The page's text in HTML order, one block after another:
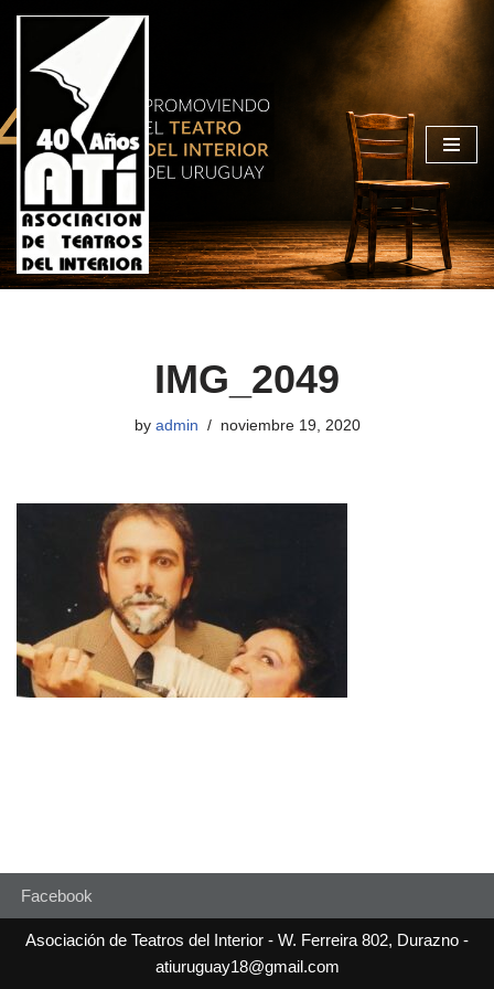
Skip
IMG_2049
by admin noviembre 19, 2020
Facebook
Asociación de Teatros del Interior - W. Ferreira 802, Durazno -
atiuruguay18@gmail.com